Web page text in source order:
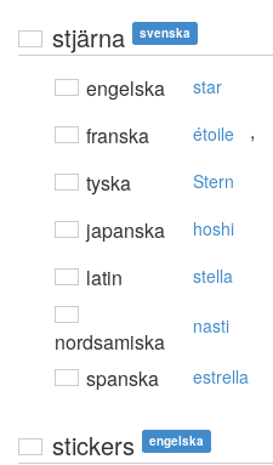
stjärna svenska
engelska star
franska étoile ,
tyska Stern
japanska hoshi
latin stella
nordsamiska
nasti
spanska estrella
stickers engelska